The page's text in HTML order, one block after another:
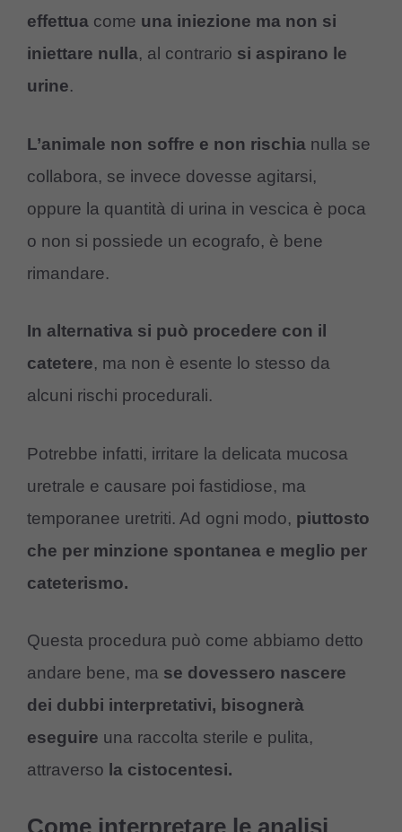
effettua come una iniezione ma non si
iniettare nulla, al contrario si aspirano le
urine.
L’animale non soffre e non rischia nulla se
collabora, se invece dovesse agitarsi,
oppure la quantità di urina in vescica è poca
o non si possiede un ecografo, è bene
rimandare.
In alternativa si può procedere con il
catetere, ma non è esente lo stesso da
alcuni rischi procedurali.
Potrebbe infatti, irritare la delicata mucosa
uretrale e causare poi fastidiose, ma
temporanee uretriti. Ad ogni modo, piuttosto
che per minzione spontanea e meglio per
cateterismo.
Questa procedura può come abbiamo detto
andare bene, ma se dovessero nascere
dei dubbi interpretativi, bisognerà
eseguire una raccolta sterile e pulita,
attraverso la cistocentesi.
Come interpretare le analisi